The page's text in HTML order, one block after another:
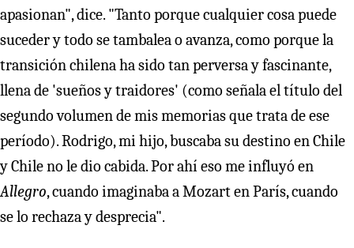
apasionan", dice. "Tanto porque cualquier cosa puede
suceder y todo se tambalea o avanza, como porque la
transición chilena ha sido tan perversa y fascinante,
llena de 'sueños y traidores' (como señala el título del
segundo volumen de mis memorias que trata de ese
período). Rodrigo, mi hijo, buscaba su destino en Chile
y Chile no le dio cabida. Por ahí eso me influyó en
Allegro, cuando imaginaba a Mozart en París, cuando
se lo rechaza y desprecia".